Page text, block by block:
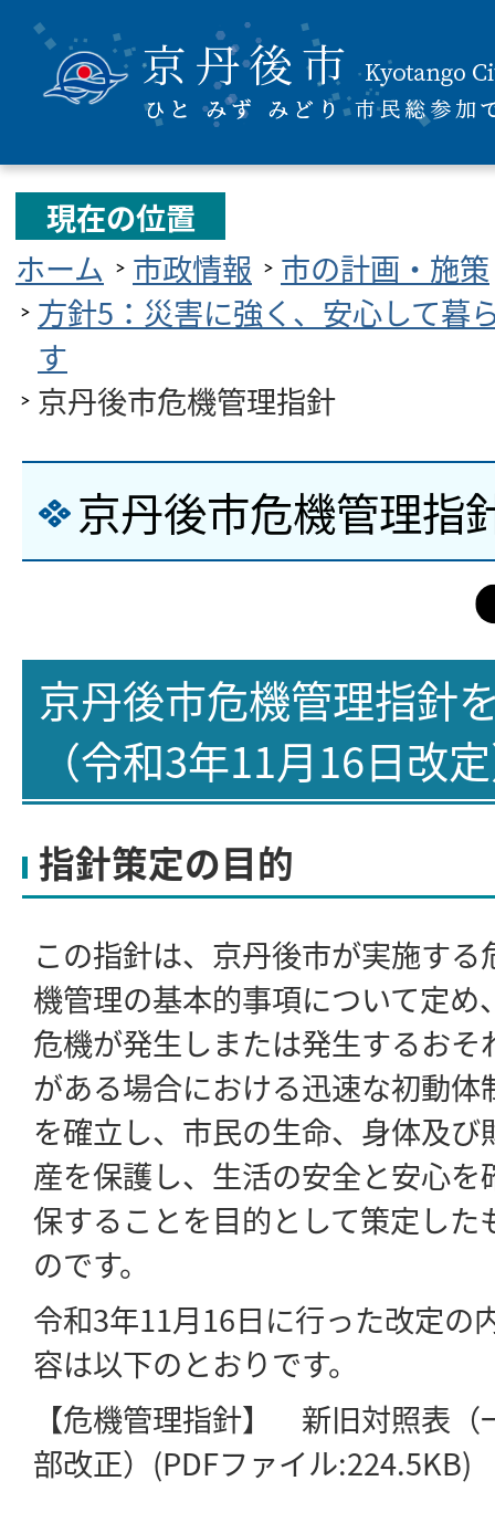
現在の位置
ホーム
市政情報
市の計画・施策
方針5：災害に強く、安心して暮
す
京丹後市危機管理指針
京丹後市危機管理指
京丹後市危機管理指針
（令和3年11月16日改
指針策定の目的
この指針は、京丹後市が実施する
機管理の基本的事項について定め
危機が発生しまたは発生するおそ
がある場合における迅速な初動体
を確立し、市民の生命、身体及び
産を保護し、生活の安全と安心を
保することを目的として策定した
のです。
令和3年11月16日に行った改定の
容は以下のとおりです。
【危機管理指針】 新旧対照表（
部改正）(PDFファイル:224.5KB)